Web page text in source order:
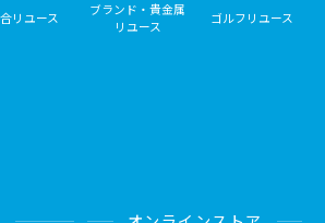
リユース
ブランド・貴金属
リユース
ゴルフリユース